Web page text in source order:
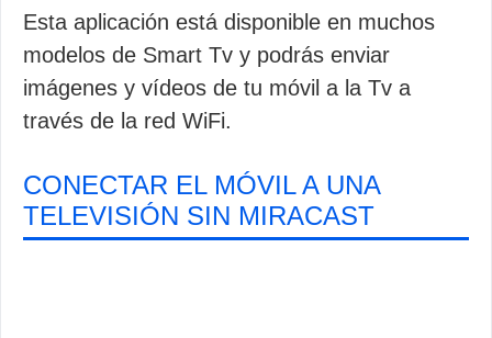
Esta aplicación está disponible en muchos
modelos de Smart Tv y podrás enviar
imágenes y vídeos de tu móvil a la Tv a
través de la red WiFi.
CONECTAR EL MÓVIL A UNA
TELEVISIÓN SIN MIRACAST